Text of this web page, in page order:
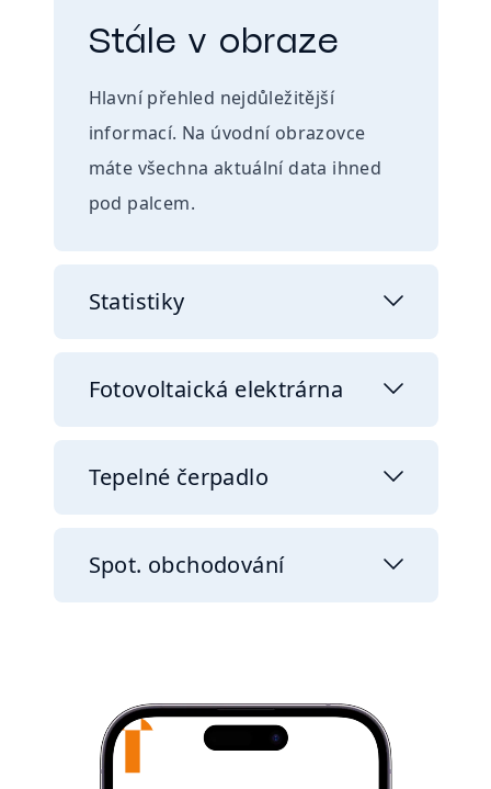
Stále v obraze
Hlavní přehled nejdůležitější
informací. Na úvodní obrazovce
máte všechna aktuální data ihned
pod palcem.
Statistiky
Fotovoltaická elektrárna
Tepelné čerpadlo
Spot. obchodování